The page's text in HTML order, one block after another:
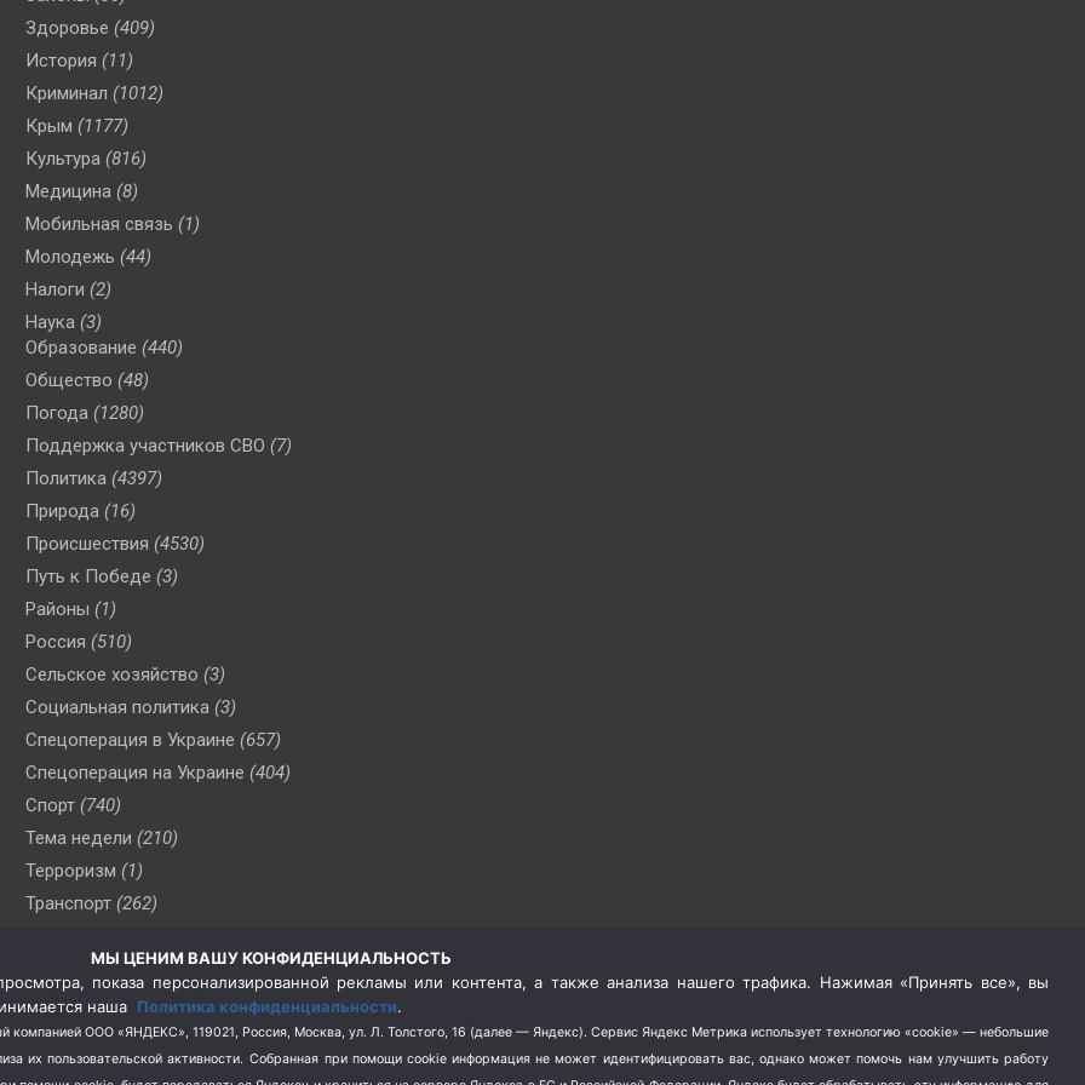
Здоровье (409)
История (11)
Криминал (1012)
Крым (1177)
Культура (816)
Медицина (8)
Мобильная связь (1)
Молодежь (44)
Налоги (2)
Наука (3)
Образование (440)
Общество (48)
Погода (1280)
Поддержка участников СВО (7)
Политика (4397)
Природа (16)
Происшествия (4530)
Путь к Победе (3)
Районы (1)
Россия (510)
Сельское хозяйство (3)
Социальная политика (3)
Спецоперация в Украине (657)
Спецоперация на Украине (404)
Спорт (740)
Тема недели (210)
Терроризм (1)
Транспорт (262)
(76)
Цены (2)
Школа и спорт (2)
Экология (8)
МЫ ЦЕНИМ ВАШУ КОНФИДЕНЦИАЛЬНОСТЬ
показа персонализированной рекламы или контента, а также анализа нашего трафика. Нажимая «Принять все», вы
наша Политика конфиденциальности.
компанией ООО «ЯНДЕКС», 119021, Россия, Москва, ул. Л. Толстого, 16 (далее — Яндекс). Сервис Яндекс Метрика использует технологию «cookie» — небольшие
их пользовательской активности. Собранная при помощи cookie информация не может идентифицировать вас, однако может помочь нам улучшить работу